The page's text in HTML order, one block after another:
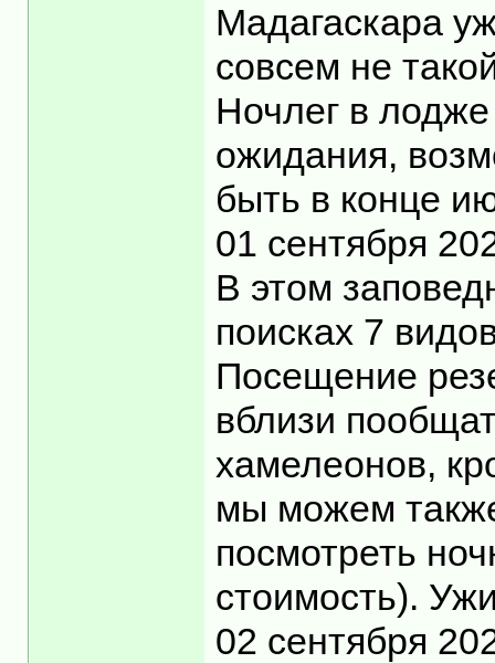
Мадагаскара
совсем не
Ночлег в
ожидания,
быть в конце
01 сентября
В этом
поисках 7
Посещение
вблизи
хамелеонов,
мы можем
посмотреть
стоимость).
02 сентября